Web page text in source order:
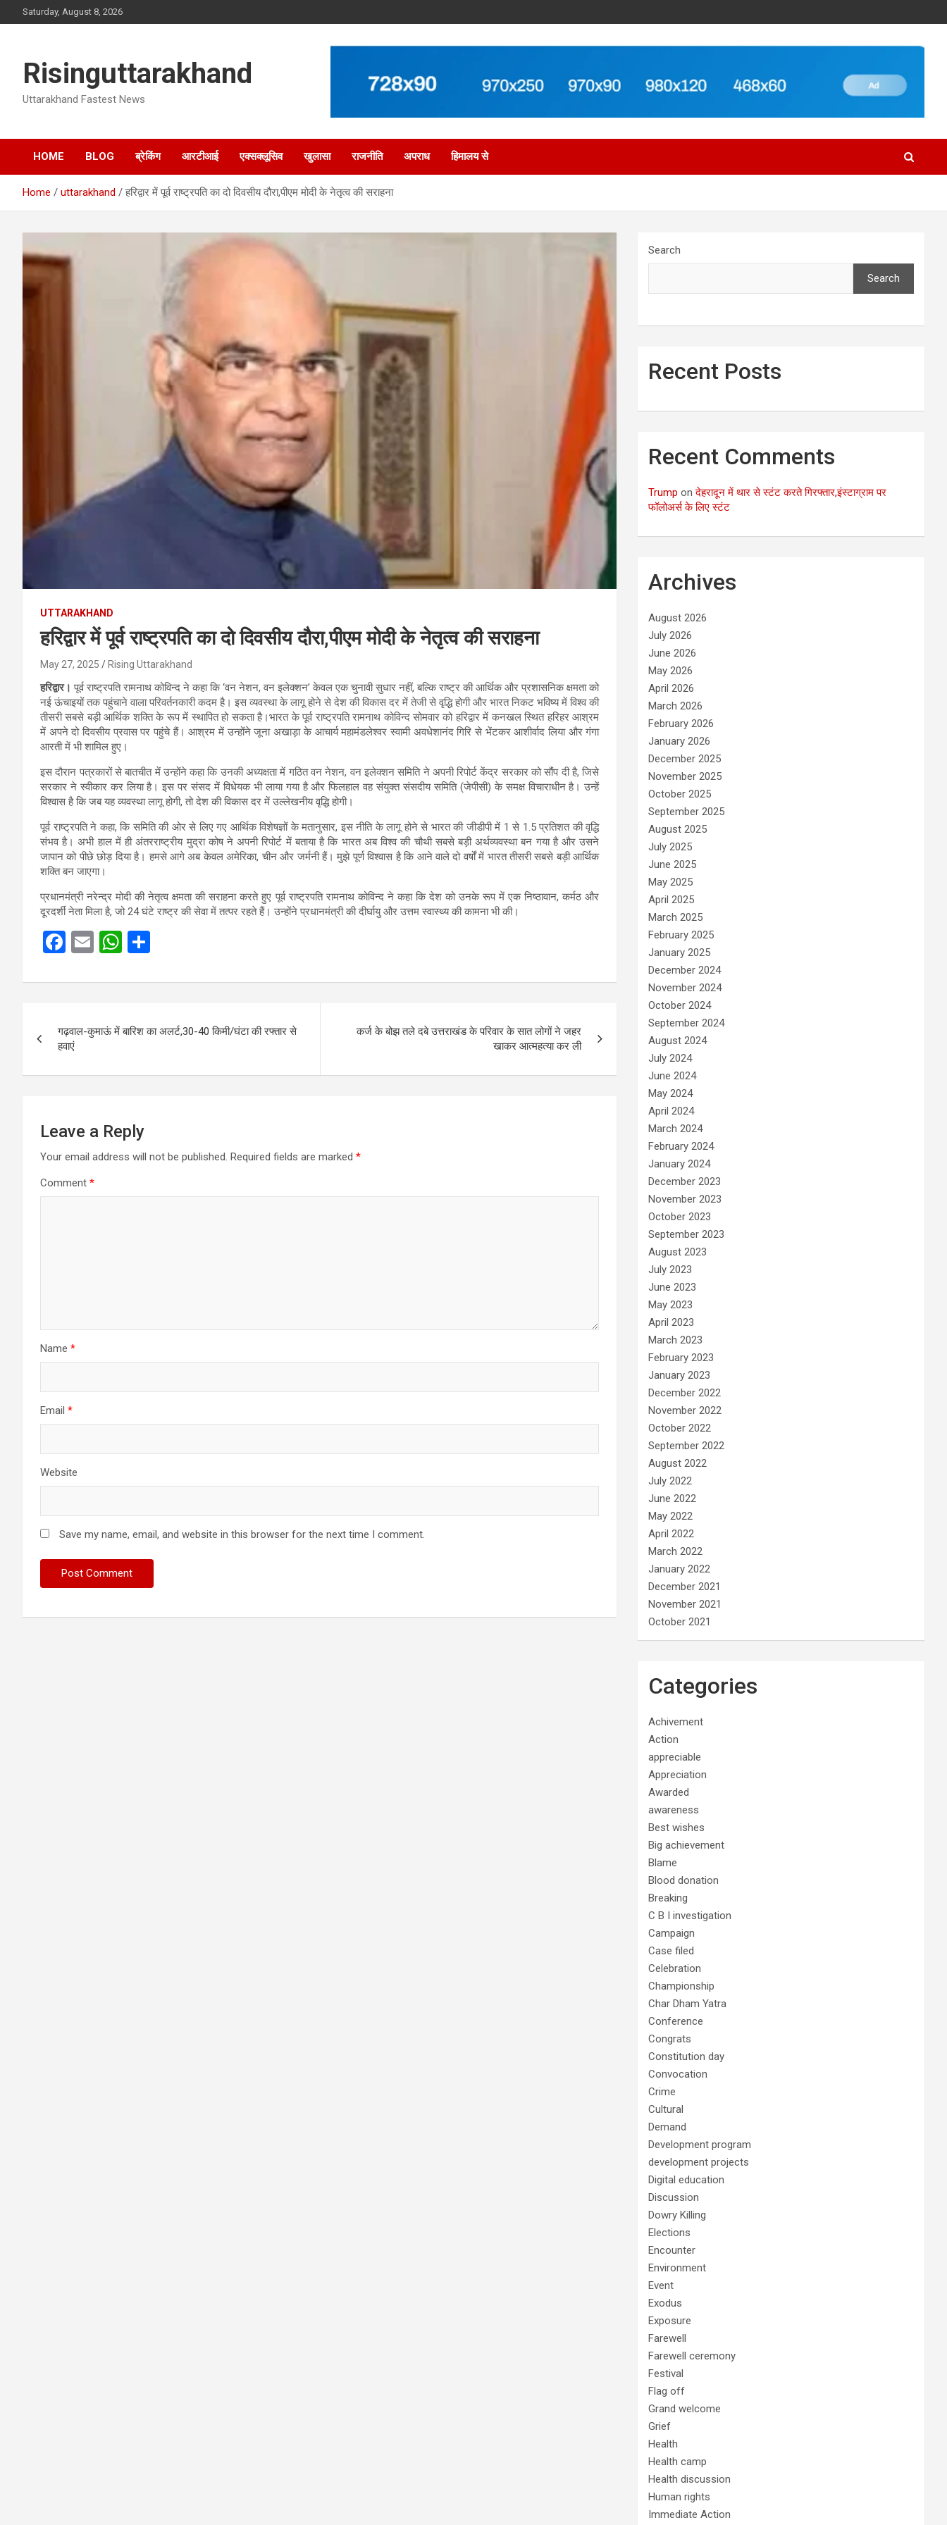
to
Saturday, August 8, 2026
Risinguttarakhand
Uttarakhand Fastest News
HOME BLOG ब्रेकिंग आरटीआई एक्सक्लूसिव खुलासा राजनीति अपराध हिमालय से
Home uttarakhand हरिद्वार में पूर्व राष्ट्रपति का दो दिवसीय दौरा,पीएम मोदी के नेतृत्व की सराहना
UTTARAKHAND
हरिद्वार में पूर्व राष्ट्रपति का दो दिवसीय दौरा,पीएम मोदी के नेतृत्व की सराहना
May 27, 2025 Rising Uttarakhand
हरिद्वार। पूर्व राष्ट्रपति रामनाथ कोविन्द ने कहा कि ‘वन नेशन, वन इलेक्शन’ केवल एक चुनावी सुधार नहीं, बल्कि राष्ट्र की आर्थिक और प्रशासनिक क्षमता को
नई ऊंचाइयों तक पहुंचाने वाला परिवर्तनकारी कदम है। इस व्यवस्था के लागू होने से देश की विकास दर में तेजी से वृद्धि होगी और भारत निकट भविष्य में विश्व की
तीसरी सबसे बड़ी आर्थिक शक्ति के रूप में स्थापित हो सकता है।भारत के पूर्व राष्ट्रपति रामनाथ कोविन्द सोमवार को हरिद्वार में कनखल स्थित हरिहर आश्रम
में अपने दो दिवसीय प्रवास पर पहुंचे हैं। आश्रम में उन्होंने जूना अखाड़ा के आचार्य महामंडलेश्वर स्वामी अवधेशानंद गिरि से भेंटकर आशीर्वाद लिया और गंगा
आरती में भी शामिल हुए।
इस दौरान पत्रकारों से बातचीत में उन्होंने कहा कि उनकी अध्यक्षता में गठित वन नेशन, वन इलेक्शन समिति ने अपनी रिपोर्ट केंद्र सरकार को सौंप दी है, जिसे
सरकार ने स्वीकार कर लिया है। इस पर संसद में विधेयक भी लाया गया है और फिलहाल वह संयुक्त संसदीय समिति (जेपीसी) के समक्ष विचाराधीन है। उन्हें
विश्वास है कि जब यह व्यवस्था लागू होगी, तो देश की विकास दर में उल्लेखनीय वृद्धि होगी।
पूर्व राष्ट्रपति ने कहा, कि समिति की ओर से लिए गए आर्थिक विशेषज्ञों के मतानुसार, इस नीति के लागू होने से भारत की जीडीपी में 1 से 1.5 प्रतिशत की वृद्धि
संभव है। अभी हाल में ही अंतरराष्ट्रीय मुद्रा कोष ने अपनी रिपोर्ट में बताया है कि भारत अब विश्व की चौथी सबसे बड़ी अर्थव्यवस्था बन गया है और उसने
जापान को पीछे छोड़ दिया है। हमसे आगे अब केवल अमेरिका, चीन और जर्मनी हैं। मुझे पूर्ण विश्वास है कि आने वाले दो वर्षों में भारत तीसरी सबसे बड़ी आर्थिक
शक्ति बन जाएगा।
प्रधानमंत्री नरेन्द्र मोदी की नेतृत्व क्षमता की सराहना करते हुए पूर्व राष्ट्रपति रामनाथ कोविन्द ने कहा कि देश को उनके रूप में एक निष्ठावान, कर्मठ और
दूरदर्शी नेता मिला है, जो 24 घंटे राष्ट्र की सेवा में तत्पर रहते हैं। उन्होंने प्रधानमंत्री की दीर्घायु और उत्तम स्वास्थ्य की कामना भी की।
F
ce
o
o
k
E
ail
W
at
A
p
ar
navigation
गढ़वाल-कुमाऊं में बारिश का अलर्ट,30-40 किमी/घंटा की रफ्तार से
हवाएं
कर्ज के बोझ तले दबे उत्तराखंड के परिवार के सात लोगों ने जहर
खाकर आत्महत्या कर ली
Leave a Reply
Your email address will not be published. Required fields are marked *
Comment *
Name *
Email *
Website
Save my name, email, and website in this browser for the next time I comment.
Search
Search
Recent Posts
Recent Comments
Trump onदेहरादून में थार से स्टंट करते गिरफ्तार,इंस्टाग्राम पर
फॉलोअर्स के लिए स्टंट
Archives
August 2026
July 2026
June 2026
May 2026
April 2026
March 2026
February 2026
January 2026
December 2025
November 2025
October 2025
September 2025
August 2025
July 2025
June 2025
May 2025
April 2025
March 2025
February 2025
January 2025
December 2024
November 2024
October 2024
September 2024
August 2024
July 2024
June 2024
May 2024
April 2024
March 2024
February 2024
January 2024
December 2023
November 2023
October 2023
September 2023
August 2023
July 2023
June 2023
May 2023
April 2023
March 2023
February 2023
January 2023
December 2022
November 2022
October 2022
September 2022
August 2022
July 2022
June 2022
May 2022
April 2022
March 2022
January 2022
December 2021
November 2021
October 2021
Categories
Achivement
Action
appreciable
Appreciation
Awarded
awareness
Best wishes
Big achievement
Blame
Blood donation
Breaking
C B I investigation
Campaign
Case filed
Celebration
Championship
Char Dham Yatra
Conference
Congrats
Constitution day
Convocation
Crime
Cultural
Demand
Development program
development projects
Digital education
Discussion
Dowry Killing
Elections
Encounter
Environment
Event
Exodus
Exposure
Farewell
Farewell ceremony
Festival
Flag off
Grand welcome
Grief
Health
Health camp
Health discussion
Human rights
Immediate Action